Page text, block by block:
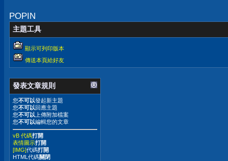
POPIN
主題工具
顯示可列印版本
傳送本頁給好友
發表文章規則
您不可以發起新主題
您不可以回應主題
您不可以上傳附加檔案
您不可以編輯您的文章
vB 代碼打開
表情圖示打開
[IMG]代碼打開
HTML代碼關閉